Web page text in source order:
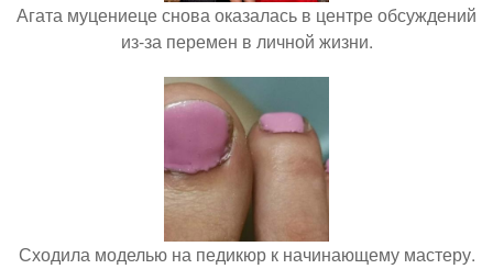
Агата муцениеце снова оказалась в центре обсуждений
из-за перемен в личной жизни.
Сходила моделью на педикюр к начинающему мастеру.